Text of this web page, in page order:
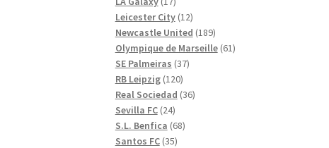
produkter
Leicester City 1212
produkter
Newcastle United 189189
produkter
Olympique de Marseille 6161
SE Palmeiras 3737
RB Leipzig 120120
produkter
Real Sociedad 3636
Sevilla FC 2424
produkter
S.L. Benfica 6868
Santos FC 3535